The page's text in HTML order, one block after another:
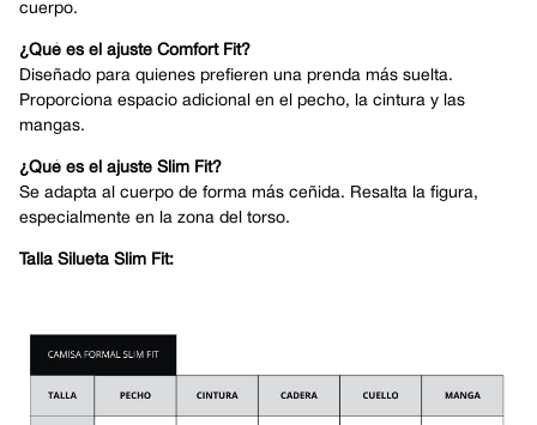
cuerpo.
¿Qué es el ajuste Comfort Fit?
Diseñado para quienes prefieren una prenda más suelta.
Proporciona espacio adicional en el pecho, la cintura y las
mangas.
¿Qué es el ajuste Slim Fit?
Se adapta al cuerpo de forma más ceñida. Resalta la figura,
especialmente en la zona del torso.
Talla Silueta Slim Fit:
corbata
camiseta
polo
pantalones
comfort fit camisas